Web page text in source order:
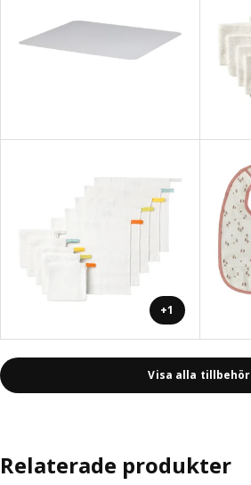
+1
Visa alla tillbehör
Relaterade produkter